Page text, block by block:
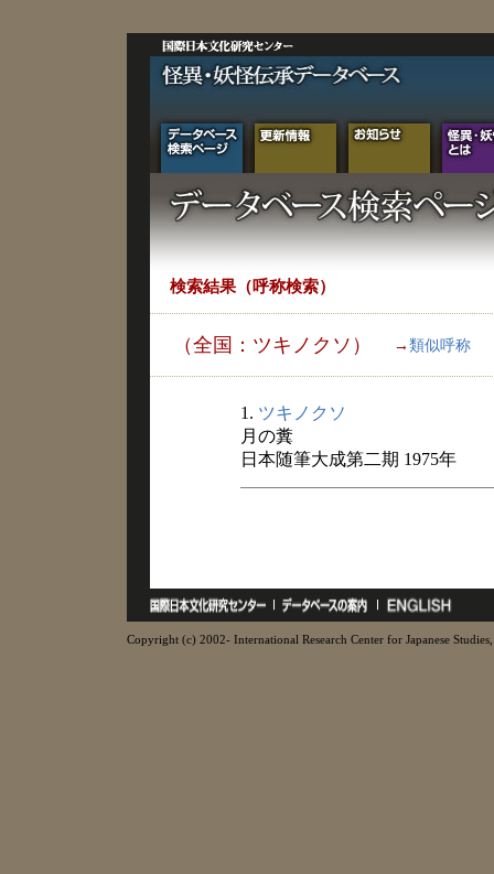
検索結果（呼称検索）
（全国：ツキノクソ） → 類似呼称
1. ツキノクソ
月の糞
日本随筆大成第二期 1975年
Copyright (c) 2002- International Research Center for Japanese